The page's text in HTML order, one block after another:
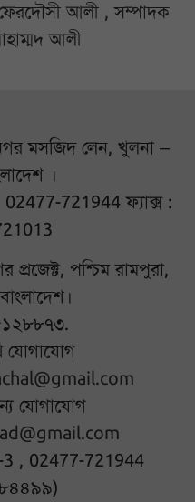
আলী , সম্পাদক
আলী
মসজিদ লেন, খুলনা –
।
721944 ফ্যাক্স :
পশ্চিম রামপুরা,
যোগাযোগ
যোগাযোগ
, 02477-721944